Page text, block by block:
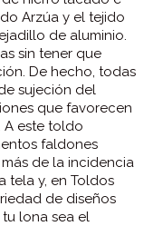
Arzúa y el tejido
de aluminio.
sin tener que
De hecho, todas
sujeción del
que favorecen
A este toldo
faldones
de la incidencia
tela y, en Toldos
de diseños
lona sea el